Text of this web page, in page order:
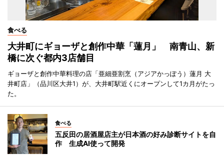
食べる
大井町にギョーザと創作中華「蓮月」 南青山、新
橋に次ぐ都内3店舗目
ギョーザと創作中華料理の店「亜細亜割烹（アジアかっぽう）蓮月 大
井町店」（品川区大井1）が、大井町駅近くにオープンして1カ月がたっ
た。
食べる
五反田の居酒屋店主が日本酒の好み診断サイトを自
作 生成AI使って開発